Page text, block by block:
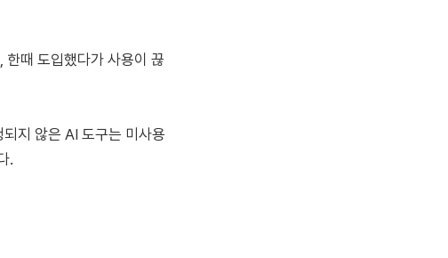
때 도입했다가 사용이 끊
지 않은 AI 도구는 미사용
.